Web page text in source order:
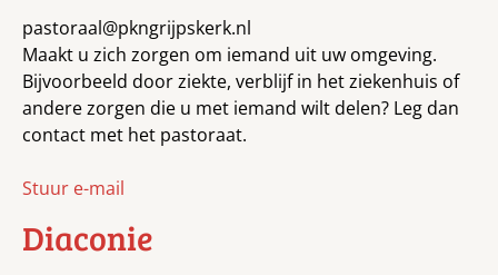
pastoraal@pkngrijpskerk.nl
Maakt u zich zorgen om iemand uit uw omgeving.
Bijvoorbeeld door ziekte, verblijf in het ziekenhuis of
andere zorgen die u met iemand wilt delen? Leg dan
contact met het pastoraat.
Stuur e-mail
Diaconie